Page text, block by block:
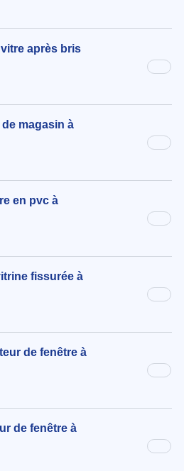
après bris
magasin à
en pvc à
fissurée à
de fenêtre à
de fenêtre à